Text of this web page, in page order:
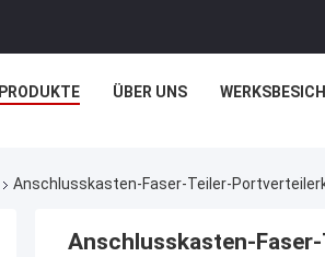
PRODUKTE ÜBER UNS
Anschlusskasten-Faser-Teiler-
Anschlusskasten-